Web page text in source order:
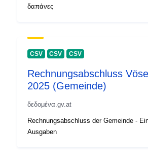
δαπάνες
CSV CSV CSV
Rechnungsabschluss
2025 (Gemeinde)
δεδομένα.gv.at
Rechnungsabschluss der Gemeinde -
Ausgaben